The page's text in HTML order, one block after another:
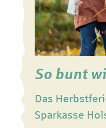
So bunt
Das
Sparkasse